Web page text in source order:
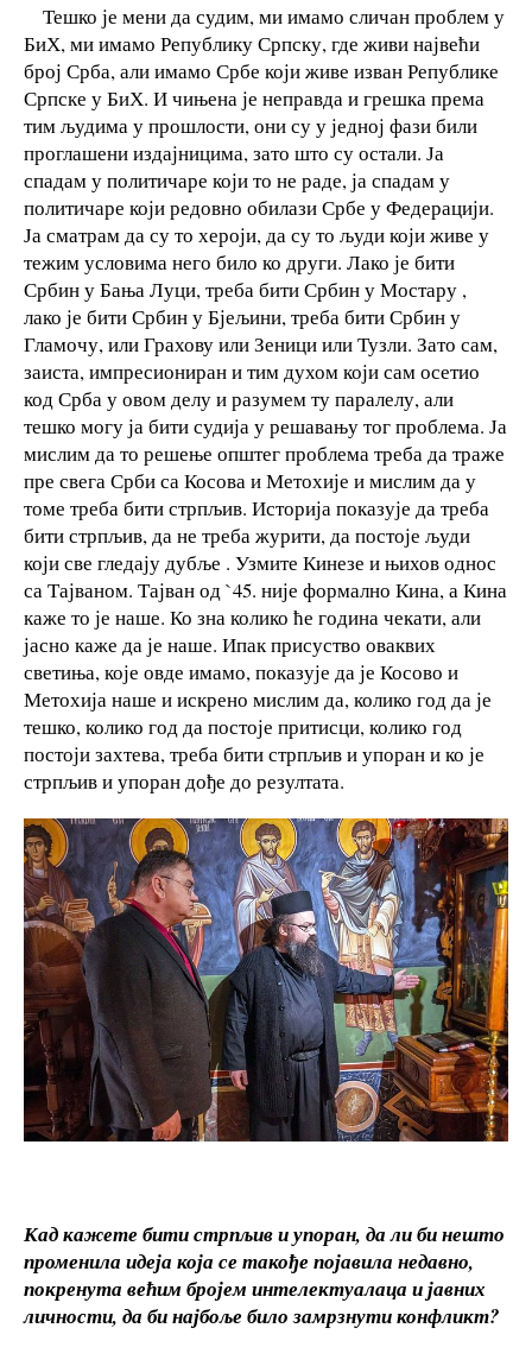
Тешко је мени да судим, ми имамо сличан проблем у
БиХ, ми имамо Републику Српску, где живи највећи
број Срба, али имамо Србе који живе изван Републике
Српске у БиХ. И чињена је неправда и грешка према
тим људима у прошлости, они су у једној фази били
проглашени издајницима, зато што су остали. Ја
спадам у политичаре који то не раде, ја спадам у
политичаре који редовно обилази Србе у Федерацији.
Ја сматрам да су то хероји, да су то људи који живе у
тежим условима него било ко други. Лако је бити
Србин у Бања Луци, треба бити Србин у Мостару ,
лако је бити Србин у Бјељини, треба бити Србин у
Гламочу, или Грахову или Зеници или Тузли. Зато сам,
заиста, импресиониран и тим духом који сам осетио
код Срба у овом делу и разумем ту паралелу, али
тешко могу ја бити судија у решавању тог проблема. Ја
мислим да то решење општег проблема треба да траже
пре свега Срби са Косова и Метохије и мислим да у
томе треба бити стрпљив. Историја показује да треба
бити стрпљив, да не треба журити, да постоје људи
који све гледају дубље . Узмите Кинезе и њихов однос
са Тајваном. Тајван од `45. није формално Кина, а Кина
каже то је наше. Ко зна колико ће година чекати, али
јасно каже да је наше. Ипак присуство оваквих
светиња, које овде имамо, показује да је Косово и
Метохија наше и искрено мислим да, колико год да је
тешко, колико год да постоје притисци, колико год
постоји захтева, треба бити стрпљив и упоран и ко је
стрпљив и упоран дође до резултата.
Кад кажете бити стрпљив и упоран, да ли би нешто
променила идеја која се такође појавила недавно,
покренута већим бројем интелектуалаца и јавних
личности, да би најбоље било замрзнути конфликт?